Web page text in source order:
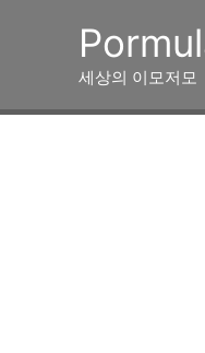
건
세상의 이모저모